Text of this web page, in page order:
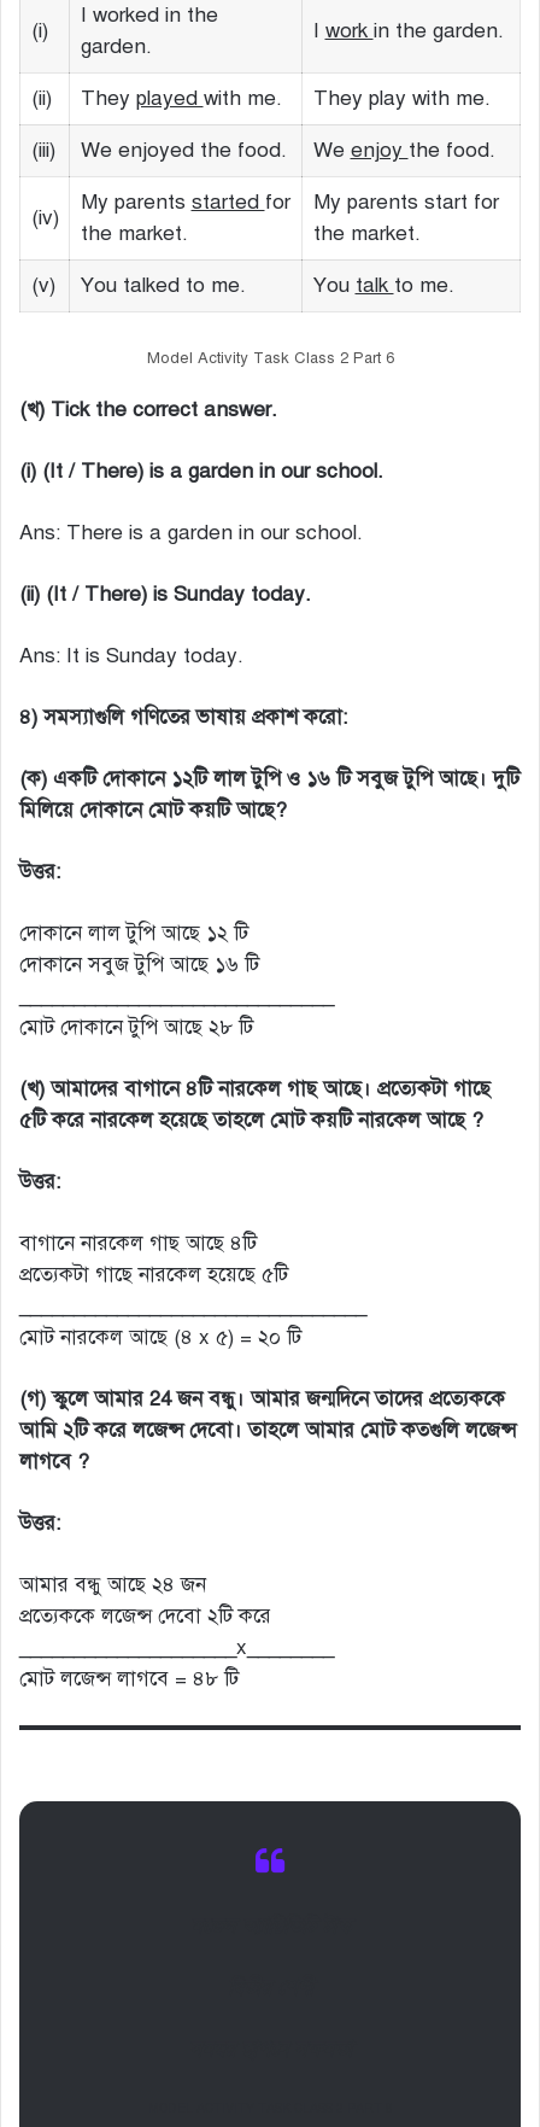
(i)
I worked in the
garden.
I work in the garden.
(ii) They played with me. They play with me.
(iii) We enjoyed the food. We enjoy the food.
(iv)
My parents started for
the market.
My parents start for
the market.
(v) You talked to me. You talk to me.
Model Activity Task Class 2 Part 6
(খ) Tick the correct answer.
(i) (It / There) is a garden in our school.
Ans: There is a garden in our school.
(ii) (It / There) is Sunday today.
Ans: It is Sunday today.
৪) সমস্যাগুলি গণিতের ভাষায় প্রকাশ করো:
(ক) একটি দোকানে ১২টি লাল টুপি ও ১৬ টি সবুজ টুপি আছে। দুটি
মিলিয়ে দোকানে মোট কয়টি আছে?
উত্তর:
দোকানে লাল টুপি আছে ১২ টি
দোকানে সবুজ টুপি আছে ১৬ টি
মোট দোকানে টুপি আছে ২৮ টি
(খ) আমাদের বাগানে ৪টি নারকেল গাছ আছে। প্রত্যেকটা গাছে
৫টি করে নারকেল হয়েছে তাহলে মোট কয়টি নারকেল আছে ?
উত্তর:
বাগানে নারকেল গাছ আছে ৪টি
প্রত্যেকটা গাছে নারকেল হয়েছে ৫টি
মোট নারকেল আছে (৪ x ৫) = ২০ টি
(গ) স্কুলে আমার 24 জন বন্ধু। আমার জন্মদিনে তাদের প্রত্যেককে
আমি ২টি করে লজেন্স দেবো। তাহলে আমার মোট কতগুলি লজেন্স
লাগবে ?
উত্তর:
আমার বন্ধু আছে ২৪ জন
প্রত্যেককে লজেন্স দেবো ২টি করে
____________________x________
মোট লজেন্স লাগবে = ৪৮ টি